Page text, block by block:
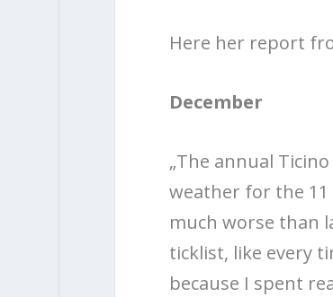
Here her report
December
„The annual
weather for the 11
much worse than
ticklist, like every
because I spent